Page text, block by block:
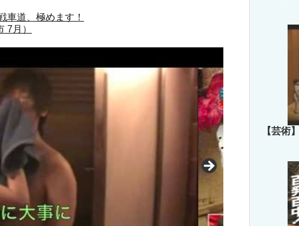
車道、極めます！
7月）
【芸術